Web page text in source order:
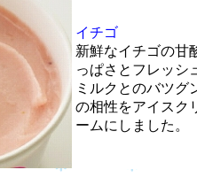
イチゴ
新鮮なイチゴの甘
っぱさとフレッシ
ミルクとのバツグ
の相性をアイスク
ームにしました。